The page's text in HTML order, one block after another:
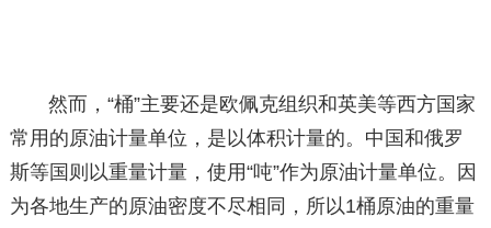
然而，“桶”主要还是欧佩克组织和英美等西方国家
常用的原油计量单位，是以体积计量的。中国和俄罗
斯等国则以重量计量，使用“吨”作为原油计量单位。因
为各地生产的原油密度不尽相同，所以1桶原油的重量